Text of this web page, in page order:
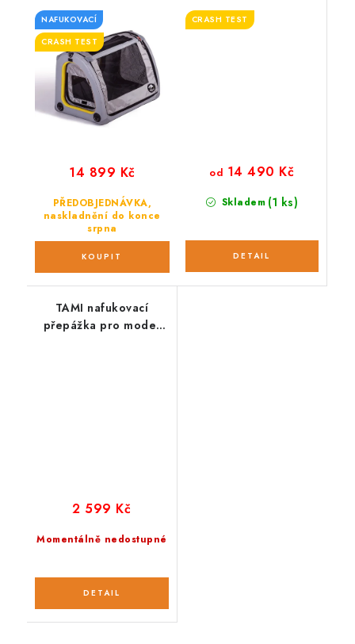
NAFUKOVACÍ
CRASH TEST
PŘEDOBJEDNÁVKA,
naskladnění do konce
srpna
14 899 Kč
CRASH TEST
Skladem (1 ks)
od 14 490 Kč
TAMI nafukovací
přepážka pro model
Momentálně nedostupné
2 599 Kč